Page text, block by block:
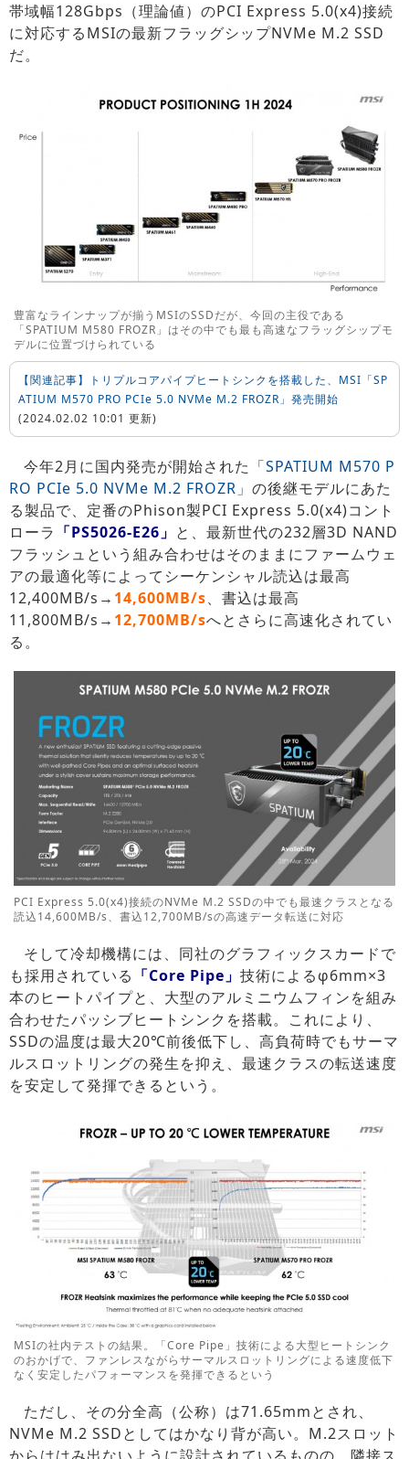
帯域幅128Gbps（理論値）のPCI Express 5.0(x4)接続
に対応するMSIの最新フラッグシップNVMe M.2 SSD
だ。
豊富なラインナップが揃うMSIのSSDだが、今回の主役である
「SPATIUM M580 FROZR」はその中でも最も高速なフラッグシップモ
デルに位置づけられている
【関連記事】トリプルコアパイプヒートシンクを搭載した、MSI「SP
ATIUM M570 PRO PCIe 5.0 NVMe M.2 FROZR」発売開始
(2024.02.02 10:01 更新)
今年2月に国内発売が開始された 「SPATIUM M570 P
RO PCIe 5.0 NVMe M.2 FROZR」 の後継モデルにあた
る製品で、定番のPhison製PCI Express 5.0(x4)コント
ローラ 「PS5026-E26」 と、最新世代の232層3D NAND
フラッシュという組み合わせはそのままにファームウェ
アの最適化等によってシーケンシャル読込は最高
12,400MB/s→ 14,600MB/s、書込は最高
11,800MB/s→ 12,700MB/sへとさらに高速化されてい
る。
PCI Express 5.0(x4)接続のNVMe M.2 SSDの中でも最速クラスとなる
読込14,600MB/s、書込12,700MB/sの高速データ転送に対応
そして冷却機構には、同社のグラフィックスカードで
も採用されている 「Core Pipe」 技術によるφ6mm×3
本のヒートパイプと、大型のアルミニウムフィンを組み
合わせたパッシブヒートシンクを搭載。これにより、
SSDの温度は最大20℃前後低下し、高負荷時でもサーマ
ルスロットリングの発生を抑え、最速クラスの転送速度
を安定して発揮できるという。
MSIの社内テストの結果。「Core Pipe」技術による大型ヒートシンク
のおかげで、ファンレスながらサーマルスロットリングによる速度低下
なく安定したパフォーマンスを発揮できるという
ただし、その分全高（公称）は71.65mmとされ、
NVMe M.2 SSDとしてはかなり背が高い。M.2スロット